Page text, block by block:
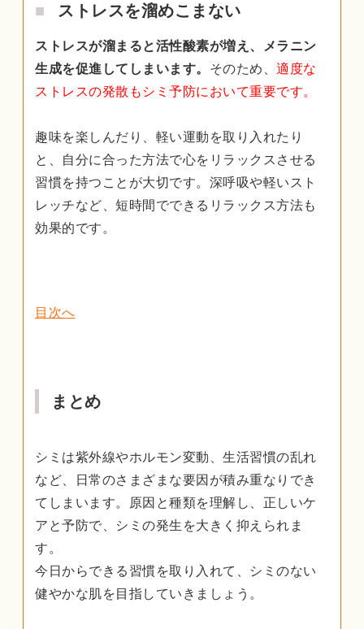
ストレスを溜めこまない
ストレスが溜まると活性酸素が増え、メラニン
生成を促進してしまいます。 そのため、 適度な
ストレスの発散もシミ予防において重要です。
趣味を楽しんだり、軽い運動を取り入れたり
と、自分に合った方法で心をリラックスさせる
習慣を持つことが大切です。深呼吸や軽いスト
レッチなど、短時間でできるリラックス方法も
効果的です。
目次へ
まとめ
シミは紫外線やホルモン変動、生活習慣の乱れ
など、日常のさまざまな要因が積み重なりでき
てしまいます。原因と種類を理解し、正しいケ
アと予防で、シミの発生を大きく抑えられま
す。
今日からできる習慣を取り入れて、シミのない
健やかな肌を目指していきましょう。